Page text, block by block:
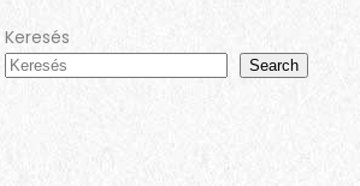
Keresés
Search